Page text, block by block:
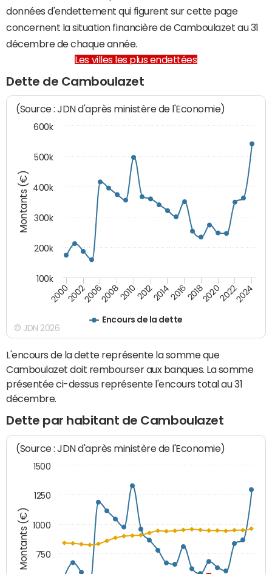
données d'endettement qui figurent sur cette page
concernent la situation financière de Camboulazet au 31
décembre de chaque année.
Les villes les plus endettées
Dette de Camboulazet
Montants (€)
(Source : JDN d'après ministère de l'Economie)
Encours de la dette
200020022006200820102012201420162018202020222024
100k
200k
300k
400k
500k
600k
© JDN 2026
L'encours de la dette représente la somme que
Camboulazet doit rembourser aux banques. La somme
présentée ci-dessus représente l'encours total au 31
décembre.
Dette par habitant de Camboulazet
Montants (€)
(Source : JDN d'après ministère de l'Economie)
750
1000
1250
1500